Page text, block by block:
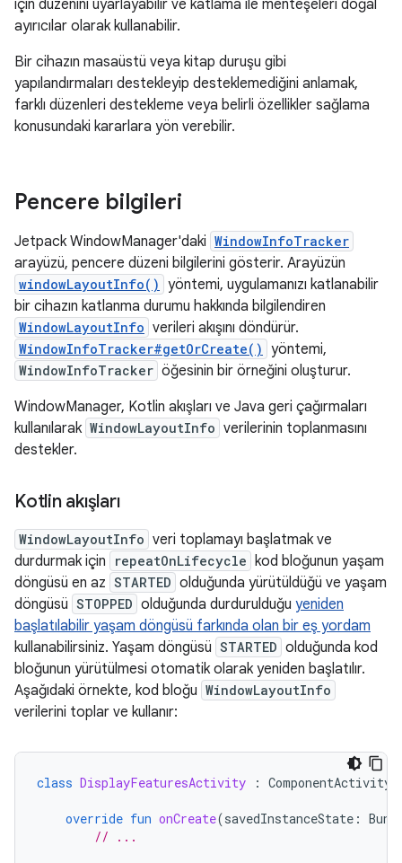
için düzenini uyarlayabilir ve katlama ile menteşeleri doğal
ayırıcılar olarak kullanabilir.
Bir cihazın masaüstü veya kitap duruşu gibi
yapılandırmaları destekleyip desteklemediğini anlamak,
farklı düzenleri destekleme veya belirli özellikler sağlama
konusundaki kararlara yön verebilir.
Pencere bilgileri
Jetpack WindowManager'daki WindowInfoTracker
arayüzü, pencere düzeni bilgilerini gösterir. Arayüzün
windowLayoutInfo() yöntemi, uygulamanızı katlanabilir
bir cihazın katlanma durumu hakkında bilgilendiren
WindowLayoutInfo verileri akışını döndürür.
WindowInfoTracker#getOrCreate() yöntemi,
WindowInfoTracker öğesinin bir örneğini oluşturur.
WindowManager, Kotlin akışları ve Java geri çağırmaları
kullanılarak WindowLayoutInfo verilerinin toplanmasını
destekler.
Kotlin akışları
WindowLayoutInfo veri toplamayı başlatmak ve
durdurmak için
repeatOnLifecycle kod bloğunun yaşam
döngüsü en az STARTED olduğunda yürütüldüğü ve yaşam
döngüsü STOPPED olduğunda durdurulduğu yeniden
başlatılabilir yaşam döngüsü farkında olan bir eş yordam
kullanabilirsiniz. Yaşam döngüsü STARTED olduğunda kod
bloğunun yürütülmesi otomatik olarak yeniden başlatılır.
Aşağıdaki örnekte, kod bloğu WindowLayoutInfo
verilerini toplar ve kullanır:
class DisplayFeaturesActivity : ComponentActivity
override fun onCreate(savedInstanceState :
// ...